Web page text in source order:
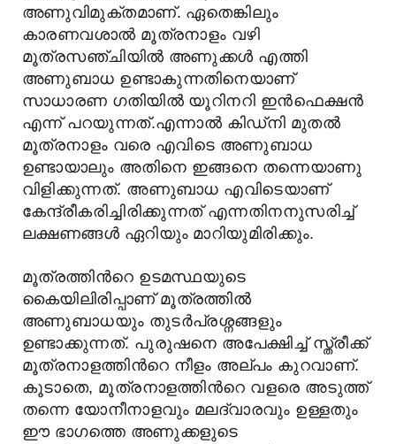
അണുവിമുക്തമാണ്. ഏതെങ്കിലും
കാരണവശാല്‍ മൂത്രനാളം വഴി
മൂത്രസഞ്ചിയില്‍ അണുക്കള്‍ എത്തി
അണുബാധ ഉണ്ടാകുന്നതിനെയാണ്
സാധാരണ ഗതിയില്‍ യൂറിനറി ഇന്‍ഫെക്ഷന്‍
എന്ന് പറയുന്നത്.എന്നാല്‍ കിഡ്നി മുതല്‍
മൂത്രനാളം വരെ എവിടെ അണുബാധ
ഉണ്ടായാലും അതിനെ ഇങ്ങനെ തന്നെയാണു
വിളിക്കുന്നത്. അണുബാധ എവിടെയാണ്
കേന്ദ്രീകരിച്ചിരിക്കുന്നത്‌ എന്നതിനനുസരിച്ച്
ലക്ഷണങ്ങള്‍ ഏറിയും മാറിയുമിരിക്കും.
മൂത്രത്തിന്‍റെ ഉടമസ്ഥയുടെ
കൈയിലിരിപ്പാണ് മൂത്രത്തില്‍
അണുബാധയും തുടര്‍പ്രശ്നങ്ങളും
ഉണ്ടാക്കുന്നത്. പുരുഷനെ അപേക്ഷിച്ച് സ്ത്രീക്ക്
മൂത്രനാളത്തിന്‍റെ നീളം അല്പം കുറവാണ്.
കൂടാതെ, മൂത്രനാളത്തിന്‍റെ വളരെ അടുത്ത്
തന്നെ യോനീനാളവും മലദ്വാരവും ഉള്ളതും
ഈ ഭാഗത്തെ അണുക്കളുടെ